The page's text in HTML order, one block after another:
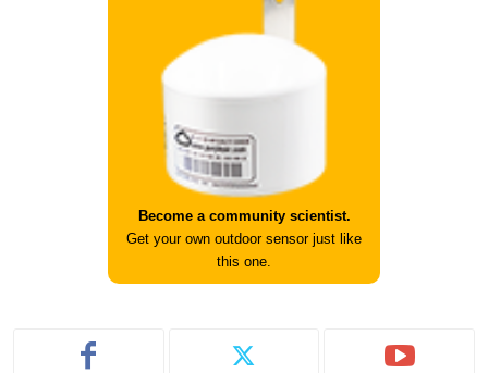
Become a community scientist.
Get your own outdoor sensor just like
this one.